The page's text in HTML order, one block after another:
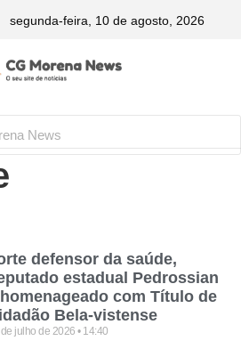
segunda-feira, 10 de agosto, 2026
defensor da saúde,
estadual Pedrossian
com Título de
Bela-vistense
julho de 2026 14:40